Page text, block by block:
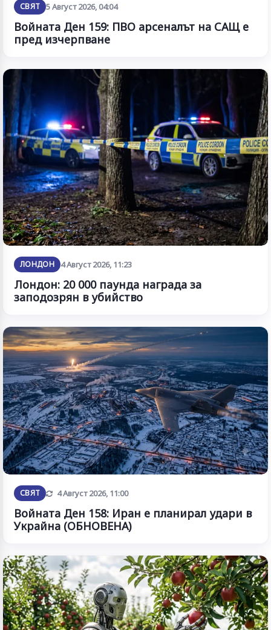
СВЯТ 5 Август 2026, 04:04
Войната Ден 159: ПВО арсеналът на САЩ е
пред изчерпване
ЛОНДОН 4 Август 2026, 11:23
Лондон: 20 000 паунда награда за
заподозрян в убийство
СВЯТ Обновена
4 Август 2026, 11:00
Войната Ден 158: Иран е планирал удари в
Украйна (ОБНОВЕНА)